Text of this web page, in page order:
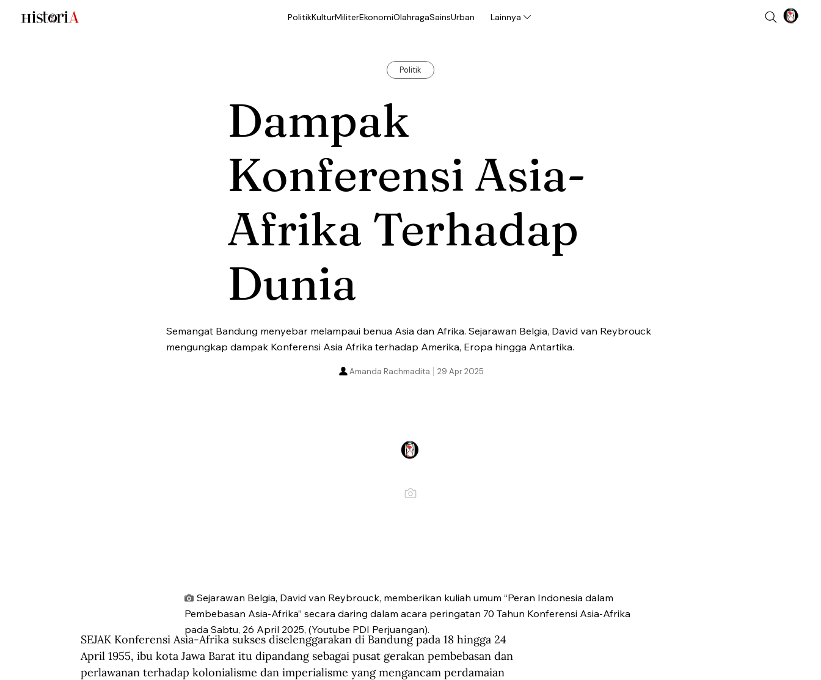
PolitikKulturMiliterEkonomiOlahragaSainsUrban Lainnya
Politik
Dampak
Konferensi Asia-
Afrika Terhadap
Dunia
Semangat Bandung menyebar melampaui benua Asia dan Afrika. Sejarawan Belgia, David van Reybrouck
mengungkap dampak Konferensi Asia Afrika terhadap Amerika, Eropa hingga Antartika.
29 Apr 2025
Amanda Rachmadita
Sejarawan Belgia, David van Reybrouck, memberikan kuliah umum “Peran Indonesia dalam
Pembebasan Asia-Afrika” secara daring dalam acara peringatan 70 Tahun Konferensi Asia-Afrika
pada Sabtu, 26 April 2025, (Youtube PDI Perjuangan).
SEJAK Konferensi Asia-Afrika sukses diselenggarakan di Bandung pada 18 hingga 24
April 1955, ibu kota Jawa Barat itu dipandang sebagai pusat gerakan pembebasan dan
perlawanan terhadap kolonialisme dan imperialisme yang mengancam perdamaian